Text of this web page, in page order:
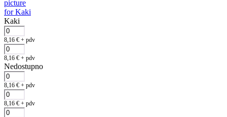
Kaki
8,16 € + pdv
8,16 € + pdv
Nedostupno
8,16 € + pdv
8,16 € + pdv